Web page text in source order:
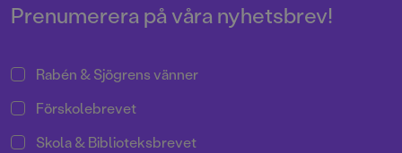
Prenumerera på våra nyhetsbrev!
Rabén & Sjögrens vänner
Förskolebrevet
Skola & Biblioteksbrevet